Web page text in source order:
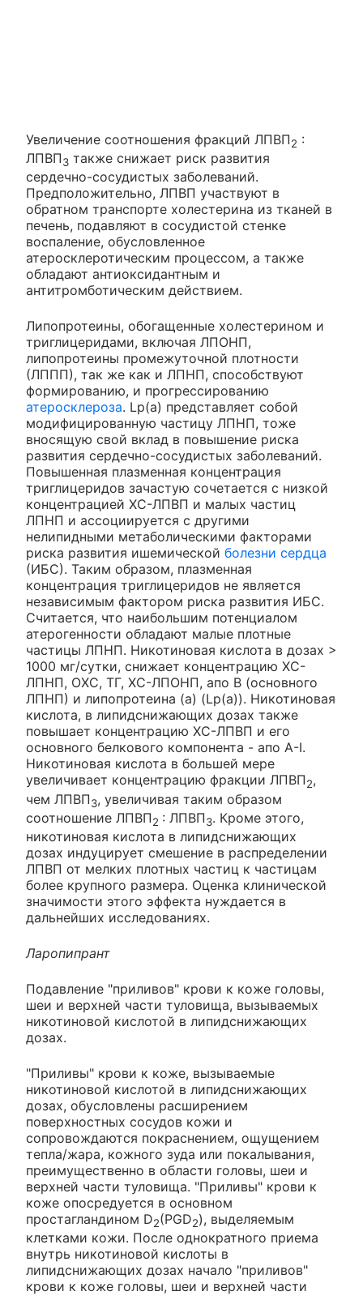
Увеличение соотношения фракций ЛПВП2 :
ЛПВП3 также снижает риск развития
сердечно-сосудистых заболеваний.
Предположительно, ЛПВП участвуют в
обратном транспорте холестерина из тканей в
печень, подавляют в сосудистой стенке
воспаление, обусловленное
атеросклеротическим процессом, а также
обладают антиоксидантным и
антитромботическим действием.
Липопротеины, обогащенные холестерином и
триглицеридами, включая ЛПОНП,
липопротеины промежуточной плотности
(ЛППП), так же как и ЛПНП, способствуют
формированию, и прогрессированию
атеросклероза. Lp(a) представляет собой
модифицированную частицу ЛПНП, тоже
вносящую свой вклад в повышение риска
развития сердечно-сосудистых заболеваний.
Повышенная плазменная концентрация
триглицеридов зачастую сочетается с низкой
концентрацией ХС-ЛПВП и малых частиц
ЛПНП и ассоциируется с другими
нелипидными метаболическими факторами
риска развития ишемической болезни сердца
(ИБС). Таким образом, плазменная
концентрация триглицеридов не является
независимым фактором риска развития ИБС.
Считается, что наибольшим потенциалом
атерогенности обладают малые плотные
частицы ЛПНП. Никотиновая кислота в дозах >
1000 мг/сутки, снижает концентрацию ХС-
ЛПНП, ОХС, ТГ, ХС-ЛПОНП, апо В (основного
ЛПНП) и липопротеина (a) (Lp(a)). Никотиновая
кислота, в липидснижающих дозах также
повышает концентрацию ХС-ЛПВП и его
основного белкового компонента - апо A-I.
Никотиновая кислота в большей мере
увеличивает концентрацию фракции ЛПВП2,
чем ЛПВП3, увеличивая таким образом
соотношение ЛПВП2 : ЛПВП3. Кроме этого,
никотиновая кислота в липидснижающих
дозах индуцирует смешение в распределении
ЛПВП от мелких плотных частиц к частицам
более крупного размера. Оценка клинической
значимости этого эффекта нуждается в
дальнейших исследованиях.
Ларопипрант
Подавление "приливов" крови к коже головы,
шеи и верхней части туловища, вызываемых
никотиновой кислотой в липидснижающих
дозах.
"Приливы" крови к коже, вызываемые
никотиновой кислотой в липидснижающих
дозах, обусловлены расширением
поверхностных сосудов кожи и
сопровождаются покраснением, ощущением
тепла/жара, кожного зуда или покалывания,
преимущественно в области головы, шеи и
верхней части туловища. "Приливы" крови к
коже опосредуется в основном
простагландином D2(PGD2), выделяемым
клетками кожи. После однократного приема
внутрь никотиновой кислоты в
липидснижающих дозах начало "приливов"
крови к коже головы, шеи и верхней части